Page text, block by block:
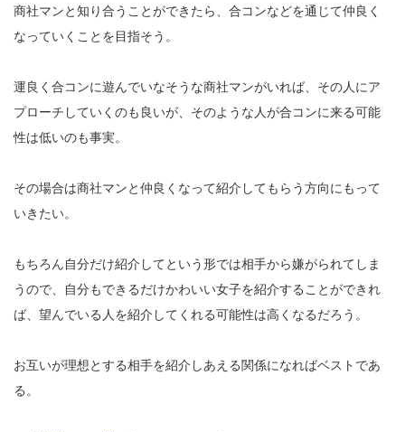
商社マンと知り合うことができたら、合コンなどを通じて仲良く
なっていくことを目指そう。
運良く合コンに遊んでいなそうな商社マンがいれば、その人にア
プローチしていくのも良いが、そのような人が合コンに来る可能
性は低いのも事実。
その場合は商社マンと仲良くなって紹介してもらう方向にもって
いきたい。
もちろん自分だけ紹介してという形では相手から嫌がられてしま
うので、自分もできるだけかわいい女子を紹介することができれ
ば、望んでいる人を紹介してくれる可能性は高くなるだろう。
お互いが理想とする相手を紹介しあえる関係になればベストであ
る。